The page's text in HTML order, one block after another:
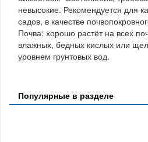
невысокие. Рекомендуется для
садов, в качестве
Почва: хорошо растёт на всех
влажных, бедных кислых или
уровнем грунтовых вод.
Популярные в разделе